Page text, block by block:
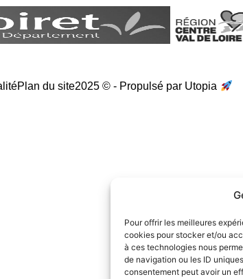
Pour offrir les meilleures
cookies pour stocker et/ou
à ces technologies nous
de navigation ou les ID
consentement peut avoir un
Plan du site2025 © - Propulsé par Utopia